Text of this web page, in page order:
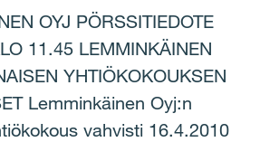
OYJ PÖRSSITIEDOTE
11.45 LEMMINKÄINEN
YHTIÖKOKOUKSEN
Lemminkäinen Oyj:n
vahvisti 16.4.2010